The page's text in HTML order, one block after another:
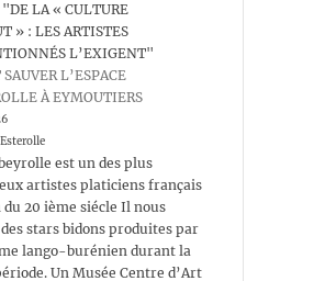
LA « CULTURE
» : LES ARTISTES
L’EXIGENT"
L’ESPACE
À EYMOUTIERS
est un des plus
artistes platiciens français
du 20 ième siécle Il nous
stars bidons produites par
lango-burénien durant la
Un Musée Centre d’Art